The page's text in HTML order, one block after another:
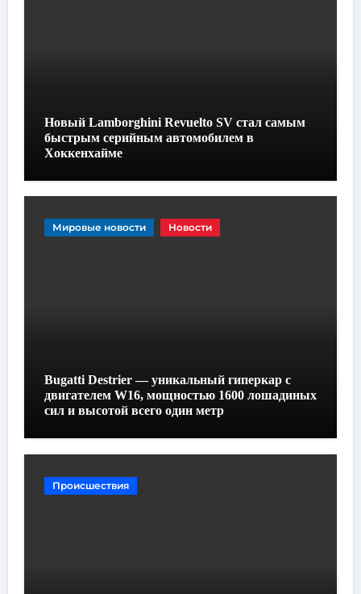
Новый Lamborghini Revuelto SV стал самым
быстрым серийным автомобилем в
Хоккенхайме
Мировые новости Новости
Bugatti Destrier — уникальный гиперкар с
двигателем W16, мощностью 1600 лошадиных
сил и высотой всего один метр
Происшествия